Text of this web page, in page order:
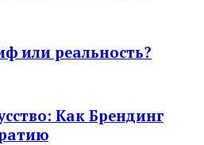
или реальность?
Как Брендинг